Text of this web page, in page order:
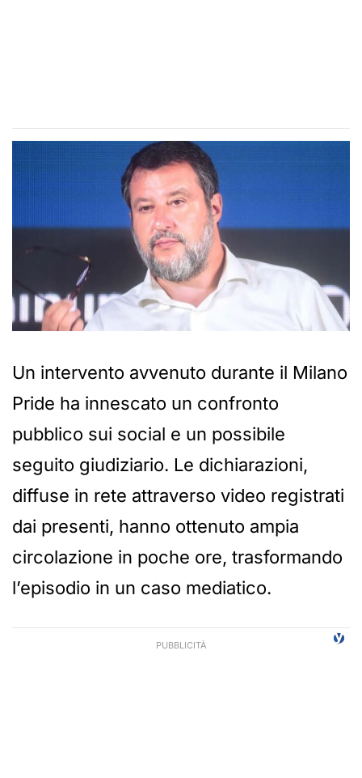
Un intervento avvenuto durante il Milano
Pride ha innescato un confronto
pubblico sui social e un possibile
seguito giudiziario. Le dichiarazioni,
diffuse in rete attraverso video registrati
dai presenti, hanno ottenuto ampia
circolazione in poche ore, trasformando
l’episodio in un caso mediatico.